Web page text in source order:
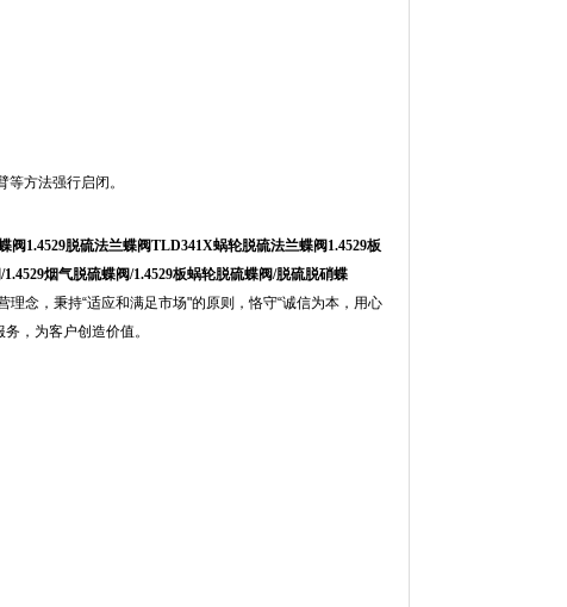
方法强行启闭。
阀1.4529脱硫法兰蝶阀TLD341X蜗轮脱硫法兰蝶阀1.4529板
烟气脱硫蝶阀/1.4529板蜗轮脱硫蝶阀/脱硫脱硝蝶
念，秉持“适应和满足市场"的原则，恪守“诚信为本，用心
，为客户创造价值。